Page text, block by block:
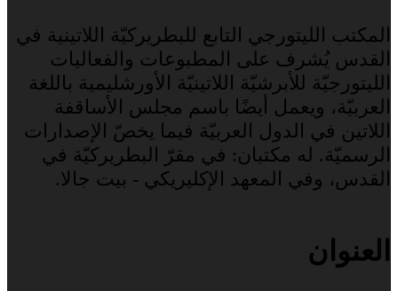
المكتب الليتورجي التابع للبطريركيّة اللاتينية في
القدس يُشرف على المطبوعات والفعاليات
الليتورجيّة للأبرشيّة اللاتينيّة الأورشليمية باللغة
العربيّة، ويعمل أيضًا باسم مجلس الأساقفة
اللاتين في الدول العربيّة فيما يخصّ الإصدارات
الرسميّة. له مكتبان: في مقرّ البطريركيّة في
القدس، وفي المعهد الإكليريكي - بيت جالا.
العنوان